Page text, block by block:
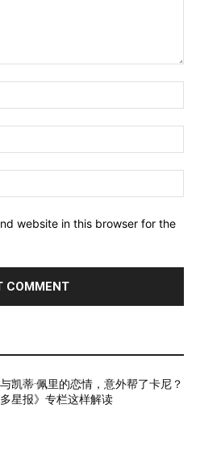
website in this browser for the
凯蒂·佩里的恋情，意外帮了卡尼？
多星报》专栏这样解读